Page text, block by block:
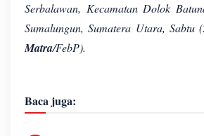
Serbalawan, Kecamatan Dolok
Sumalungun, Sumatera Utara, Sabtu
Matra/FebP).
Baca juga: